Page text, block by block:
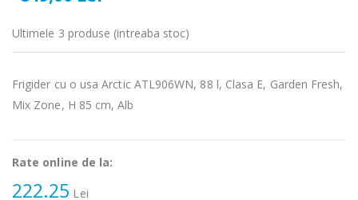
Ultimele 3 produse (intreaba stoc)
Frigider cu o usa Arctic ATL906WN, 88 l, Clasa E, Garden Fresh,
Mix Zone, H 85 cm, Alb
Rate online de la:
222.25 Lei
usi Heinner ...
Masina de
frontala ...
1 199,00 Lei
199,00 Lei